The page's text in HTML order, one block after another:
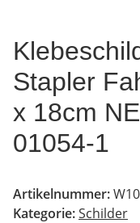
Stapler
x 18cm
01054-1
Artikelnummer:
Kategorie:Schilder